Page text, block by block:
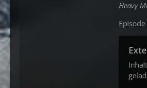
Heavy
Episode